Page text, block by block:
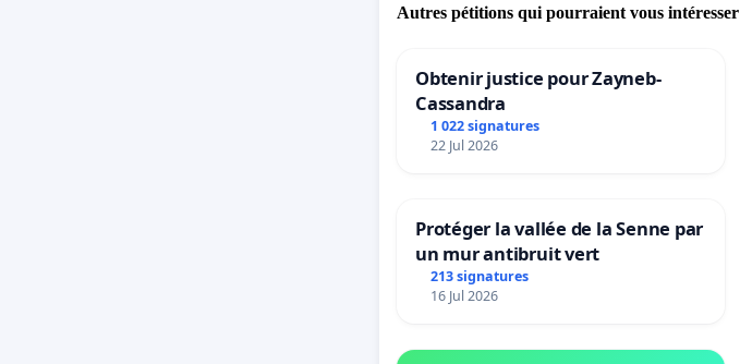
Autres pétitions qui pourraient vous intéresser
Obtenir justice pour Zayneb-
Cassandra
1 022 signatures
22 Jul 2026
Protéger la vallée de la Senne par
un mur antibruit vert
213 signatures
16 Jul 2026